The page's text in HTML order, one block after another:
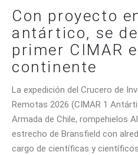
Con proyecto
antártico, se
primer CIMAR
continente
La expedición del Crucero de
Remotas 2026 (CIMAR 1
Armada de Chile, rompehielos
estrecho de Bransfield con
cargo de científicas y